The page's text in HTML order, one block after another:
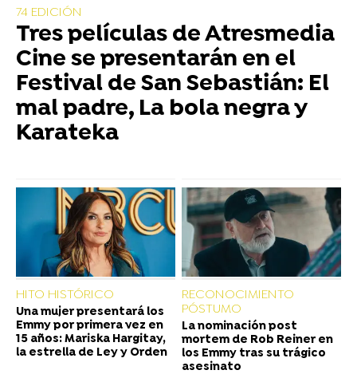
74 EDICIÓN
Tres películas de Atresmedia
Cine se presentarán en el
Festival de San Sebastián: El
mal padre, La bola negra y
Karateka
HITO HISTÓRICO
Una mujer presentará los
Emmy por primera vez en
15 años: Mariska Hargitay,
la estrella de Ley y Orden
RECONOCIMIENTO
PÓSTUMO
La nominación post
mortem de Rob Reiner en
los Emmy tras su trágico
asesinato